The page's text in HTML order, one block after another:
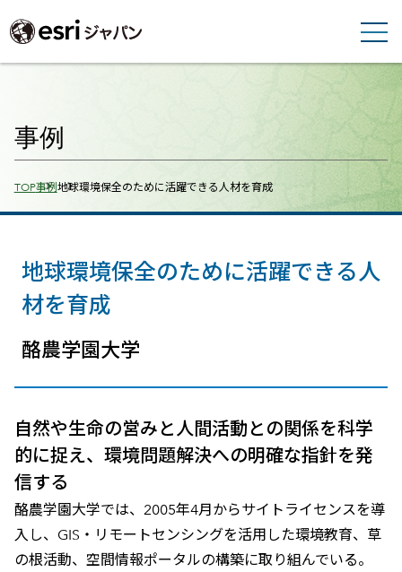
事例
Breadcrumbs
TOP事例地球環境保全のために活躍できる人材を育成
地球環境保全のために活躍できる人
材を育成
酪農学園大学
自然や生命の営みと人間活動との関係を科学
的に捉え、環境問題解決への明確な指針を発
信する
酪農学園大学では、2005年4月からサイトライセンスを導
入し、GIS・リモートセンシングを活用した環境教育、草
の根活動、空間情報ポータルの構築に取り組んでいる。